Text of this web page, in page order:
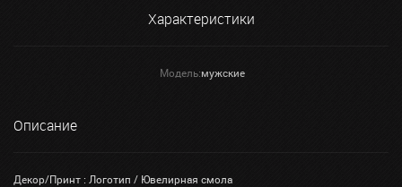
Характеристики
Модель:мужские
Описание
Декор/Принт : Логотип / Ювелирная смола